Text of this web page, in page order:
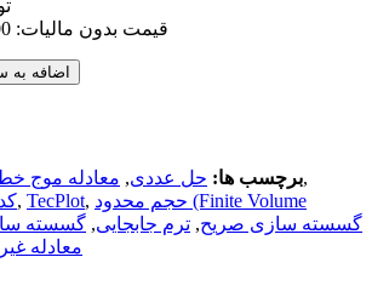
قیمت بدون مالیات: 1,359,000تومان
اضافه به
برچسب ها: حل عددی, معادله موج
,
, TecPlot, حجم محدود (Finite Volume
گسسته سازی صریح, ترم جابجایی, گسسته
معادله